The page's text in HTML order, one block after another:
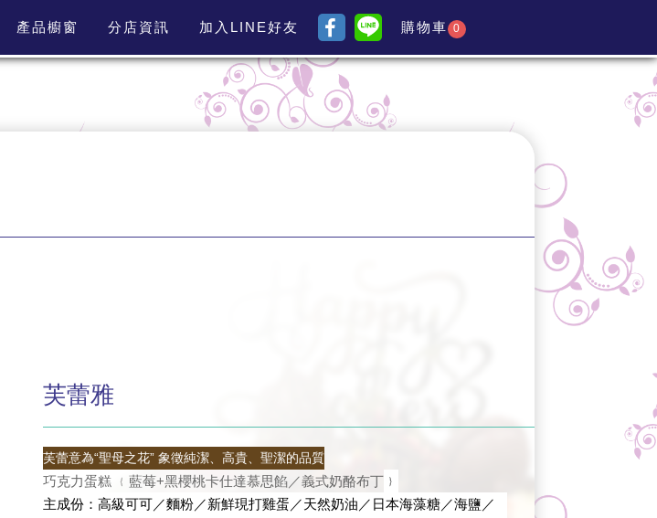
產品櫥窗 分店資訊 加入LINE好友 購物車 0
芙蕾雅
芙蕾意為“聖母之花” 象徵純潔、高貴、聖潔的品質
巧克力蛋糕 ﹛藍莓+黑櫻桃卡仕達慕思餡／義式奶酪布丁 ﹜
主成份：高級可可／麵粉／新鮮現打雞蛋／天然奶油／日本海藻糖／海鹽／